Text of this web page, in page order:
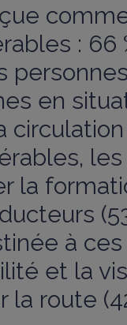
: 66
en
la
à
et la
route